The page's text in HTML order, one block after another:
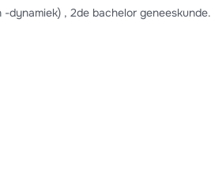
dynamiek) , 2de bachelor geneeskunde.